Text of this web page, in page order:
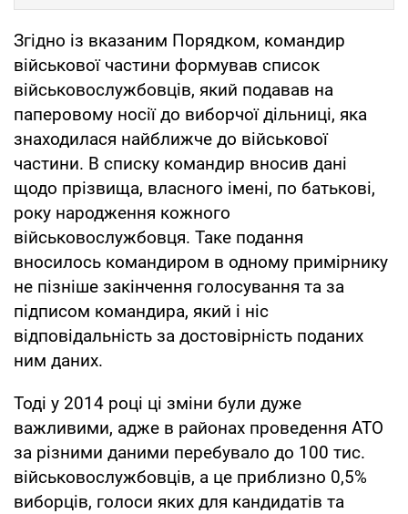
Згідно із вказаним Порядком, командир
військової частини формував список
військовослужбовців, який подавав на
паперовому носії до виборчої дільниці, яка
знаходилася найближче до військової
частини. В списку командир вносив дані
щодо прізвища, власного імені, по батькові,
року народження кожного
військовослужбовця. Таке подання
вносилось командиром в одному примірнику
не пізніше закінчення голосування та за
підписом командира, який і ніс
відповідальність за достовірність поданих
ним даних.
Тоді у 2014 році ці зміни були дуже
важливими, адже в районах проведення АТО
за різними даними перебувало до 100 тис.
військовослужбовців, а це приблизно 0,5%
виборців, голоси яких для кандидатів та